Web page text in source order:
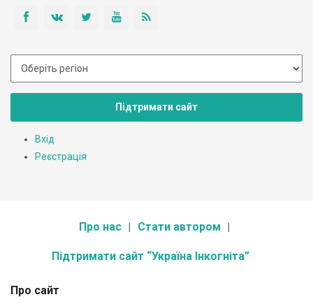
Підтримати сайт
Вхід
Реєстрація
Про нас Стати автором
Підтримати сайт “Україна Інкогніта”
Про сайт